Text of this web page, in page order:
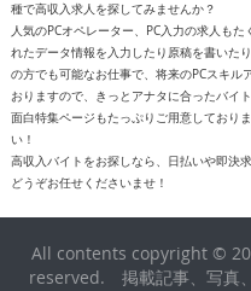
種で高収入求人を探してみませんか？
人気のPCオペレーター、PC入力の求人も
れたデータ情報を入力したり原稿を書いた
の方でも可能なお仕事で、将来のPCスキル
おりますので、きっとアナタに合ったバイト
面白特集ページもたっぷりご用意しており
い！
高収入バイトをお探しなら、日払いや即決
どうぞお任せくださいませ！
All contents copyright ©
reserved. 掲載記事、写真